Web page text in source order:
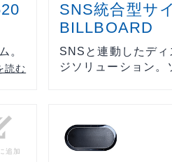
。
読む
SNS統合型サ
BILLBOARD
SNSと連動したデ
ジソリューション。
追加